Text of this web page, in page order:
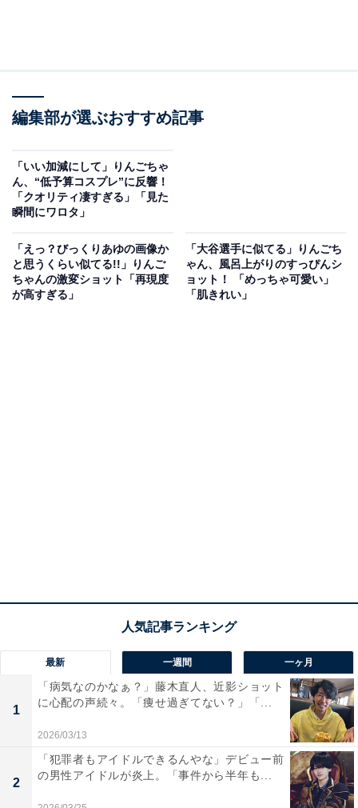
編集部が選ぶおすすめ記事
「いい加減にして」りんごちゃ
ん、“低予算コスプレ”に反響！
「クオリティ凄すぎる」「見た
瞬間にワロタ」
「えっ？びっくりあゆの画像か
と思うくらい似てる!!」りんご
ちゃんの激変ショット「再現度
が高すぎる」
「大谷選手に似てる」りんごち
ゃん、風呂上がりのすっぴんシ
ョット！ 「めっちゃ可愛い」
「肌きれい」
最新 一週間 一ヶ月
1
「病気なのかなぁ？」藤木直人、近影ショット
に心配の声続々。「痩せ過ぎてない？」「...
2026/03/13
2
「犯罪者もアイドルできるんやな」デビュー前
の男性アイドルが炎上。「事件から半年も...